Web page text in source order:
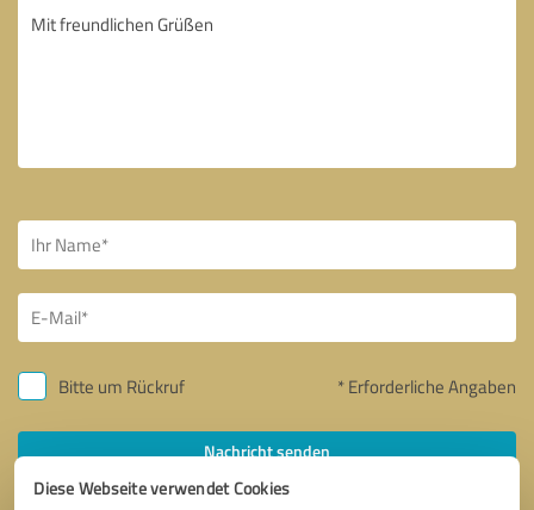
Diese Webseite verwendet Cookies
Bitte um Rückruf * Erforderliche Angaben
Nachricht senden